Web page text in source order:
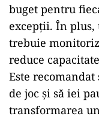
buget pentru
excepții. În
trebuie
reduce
Este
de joc și să iei
transformarea